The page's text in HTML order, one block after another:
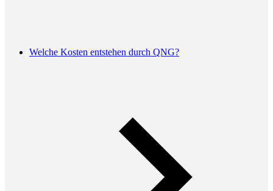
Welche Kosten entstehen durch QNG?